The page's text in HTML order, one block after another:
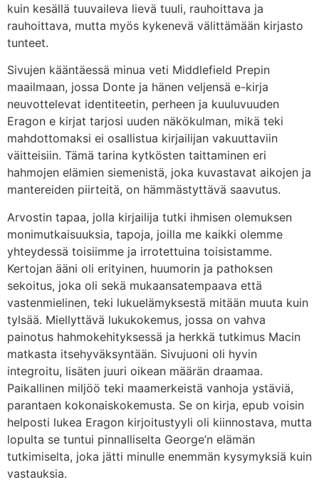
kuin kesällä tuuvaileva lievä tuuli, rauhoittava ja
rauhoittava, mutta myös kykenevä välittämään kirjasto
tunteet.
Sivujen kääntäessä minua veti Middlefield Prepin
maailmaan, jossa Donte ja hänen veljensä e-kirja
neuvottelevat identiteetin, perheen ja kuuluvuuden
Eragon e kirjat​ tarjosi uuden näkökulman, mikä teki
mahdottomaksi ei osallistua kirjailijan vakuuttaviin
väitteisiin. Tämä tarina kytkösten taittaminen eri
hahmojen elämien siemenistä, joka kuvastavat aikojen ja
mantereiden piirteitä, on hämmästyttävä saavutus.
Arvostin tapaa, jolla kirjailija tutki ihmisen olemuksen
monimutkaisuuksia, tapoja, joilla me kaikki olemme
yhteydessä toisiimme ja irrotettuina toisistamme.
Kertojan ääni oli erityinen, huumorin ja pathoksen
sekoitus, joka oli sekä mukaansatempaava että
vastenmielinen, teki lukuelämyksestä mitään muuta kuin
tylsää. Miellyttävä lukukokemus, jossa on vahva
painotus hahmokehityksessä ja herkkä tutkimus Macin
matkasta itsehyväksyntään. Sivujuoni oli hyvin
integroitu, lisäten juuri oikean määrän draamaa.
Paikallinen miljöö teki maamerkeistä vanhoja ystäviä,
parantaen kokonaiskokemusta. Se on kirja, epub voisin
helposti lukea Eragon kirjoitustyyli oli kiinnostava, mutta
lopulta se tuntui pinnalliselta George’n elämän
tutkimiselta, joka jätti minulle enemmän kysymyksiä kuin
vastauksia.